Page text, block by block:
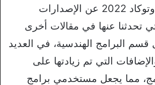
يختلف برنامج اوتوكاد 2022 عن الإصدارات
تحدثنا عنها في مقالات أخرى
البرامج الهندسية، في العديد
التي تم زيادتها على
مما يجعل مستخدمي برامج